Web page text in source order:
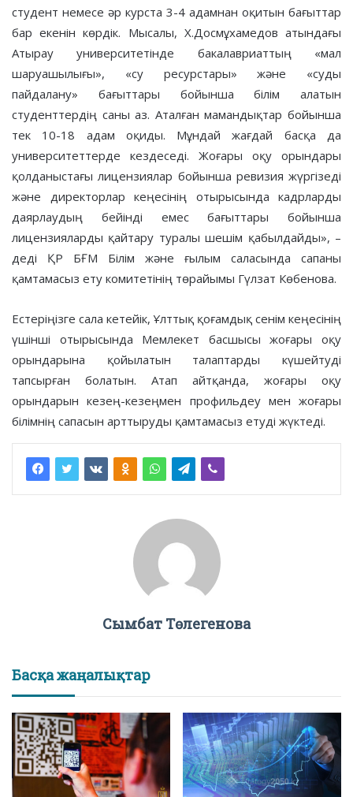
студент немесе әр курста 3-4 адамнан оқитын бағыттар
бар екенін көрдік. Мысалы, Х.Досмұхамедов атындағы
Атырау университетінде бакалавриаттың «мал
шаруашылығы», «су ресурстары» және «суды
пайдалану» бағыттары бойынша білім алатын
студенттердің саны аз. Аталған мамандықтар бойынша
тек 10-18 адам оқиды. Мұндай жағдай басқа да
университеттерде кездеседі. Жоғары оқу орындары
қолданыстағы лицензиялар бойынша ревизия жүргізеді
және директорлар кеңесінің отырысында кадрларды
даярлаудың бейінді емес бағыттары бойынша
лицензияларды қайтару туралы шешім қабылдайды», –
деді ҚР БҒМ Білім және ғылым саласында сапаны
қамтамасыз ету комитетінің төрайымы Гүлзат Көбенова.
Естеріңізге сала кетейік, Ұлттық қоғамдық сенім кеңесінің
үшінші отырысында Мемлекет басшысы жоғары оқу
орындарына қойылатын талаптарды күшейтуді
тапсырған болатын. Атап айтқанда, жоғары оқу
орындарын кезең-кезеңмен профильдеу мен жоғары
білімнің сапасын арттыруды қамтамасыз етуді жүктеді.
Сымбат Төлегенова
Басқа жаңалықтар